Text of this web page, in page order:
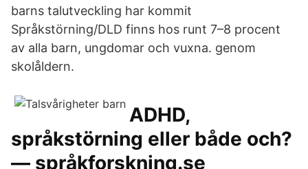
barns talutveckling har kommit
Språkstörning/DLD finns hos runt 7–8 procent
av alla barn, ungdomar och vuxna. genom
skolåldern.
ADHD,
språkstörning eller både och?
— språkforskning.se